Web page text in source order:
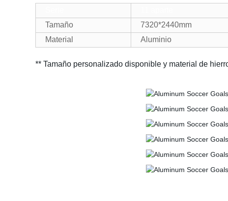
Tamaño
7320*2440mm
Material
Aluminio
** Tamaño personalizado disponible y material de